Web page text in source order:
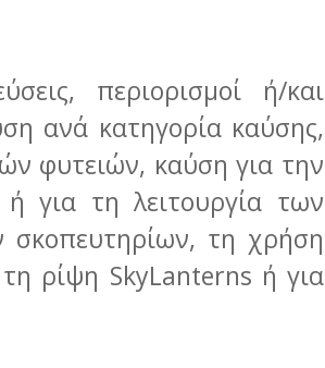
περιορισμοί ή/και
ανά κατηγορία καύσης,
φυτειών, καύση για την
για τη λειτουργία των
σκοπευτηρίων, τη χρήση
ρίψη SkyLanterns ή για